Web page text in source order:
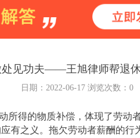
见功夫——王旭律师帮退休
日期：2022-06-17 浏览次数： 0
所得的物质补偿，体现了劳动
有之义。拖欠劳动者薪酬的